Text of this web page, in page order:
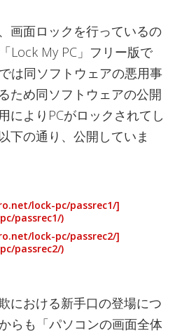
画面ロックを行っているの
Lock My PC」フリー版で
は同ソフトウェアの悪用事
ため同ソフトウェアの公開
によりPCがロックされてし
下の通り、公開していま
lock-pc/passrec1/]
passrec1/)
lock-pc/passrec2/]
passrec2/)
における新手口の登場につ
らも「パソコンの画面全体